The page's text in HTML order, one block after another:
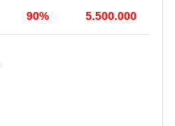
90% 5.500.000